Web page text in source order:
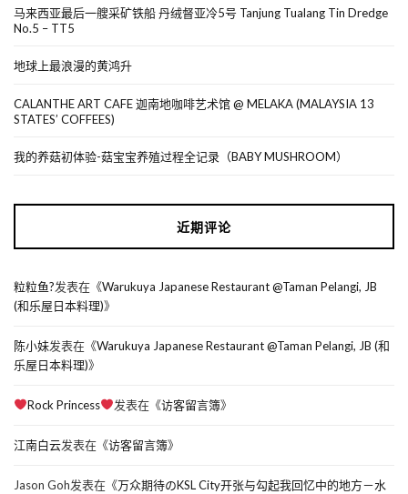
马来西亚最后一艘采矿铁船 丹绒督亚冷5号 Tanjung Tualang Tin Dredge
No.5 – TT5
地球上最浪漫的黄鸿升
CALANTHE ART CAFE 迦南地咖啡艺术馆 @ MELAKA (MALAYSIA 13
STATES’ COFFEES)
我的养菇初体验-菇宝宝养殖过程全记录（BABY MUSHROOM）
近期评论
粒粒鱼?发表在《Warukuya Japanese Restaurant @Taman Pelangi, JB
(和乐屋日本料理)》
陈小妹发表在《Warukuya Japanese Restaurant @Taman Pelangi, JB (和
乐屋日本料理)》
Rock Princess 发表在《访客留言簿》
江南白云发表在《访客留言簿》
Jason Goh发表在《万众期待のKSL City开张与勾起我回忆中的地方－水